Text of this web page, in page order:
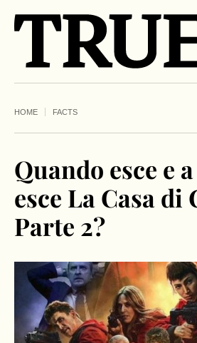
HOME FACTS
Quando esce e
esce La Casa di
Parte 2?